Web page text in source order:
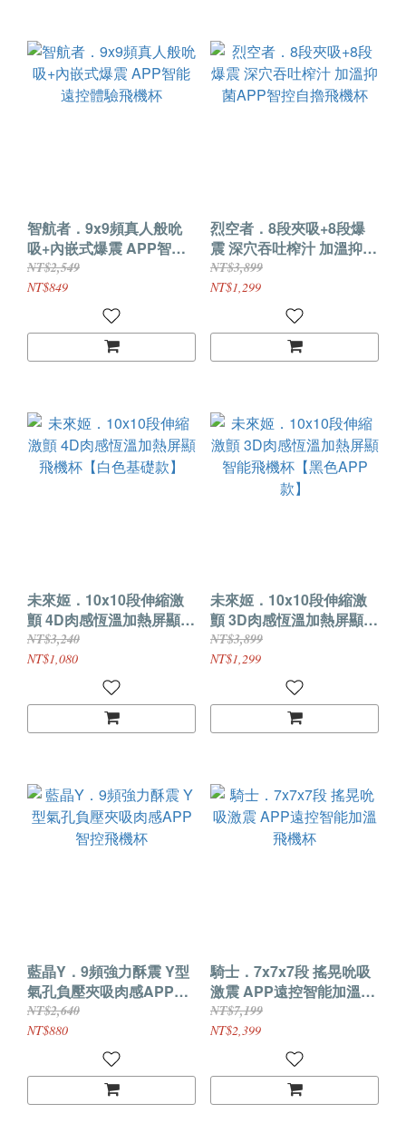
智航者．9x9頻真人般吮
吸+內嵌式爆震 APP智能
遠控體驗飛機杯
NT$2,549
NT$849
烈空者．8段夾吸+8段爆
震 深穴吞吐榨汁 加溫抑菌
APP智控自擼飛機杯
NT$3,899
NT$1,299
未來姬．10x10段伸縮激
顫 4D肉感恆溫加熱屏顯飛
機杯【白色基礎款】
NT$3,240
NT$1,080
未來姬．10x10段伸縮激
顫 3D肉感恆溫加熱屏顯智
能飛機杯【黑色APP款】
NT$3,899
NT$1,299
藍晶Y．9頻強力酥震 Y型
氣孔負壓夾吸肉感APP智
控飛機杯
NT$2,640
NT$880
騎士．7x7x7段 搖晃吮吸
激震 APP遠控智能加溫飛
機杯
NT$7,199
NT$2,399